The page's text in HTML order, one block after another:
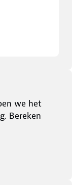
we het
Bereken